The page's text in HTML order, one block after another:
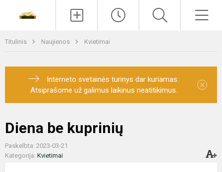
Titulinis Naujienos Kvietimai
Interneto svetainės turinys dar kuriamas.
Atsiprašome už galimus laikinus neatitikimus.
×
Diena be kuprinių
Paskelbta: 2023-03-21
Kategorija: Kvietimai